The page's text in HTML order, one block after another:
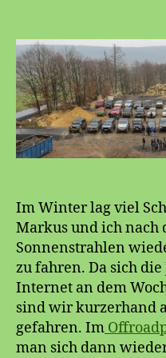
Im Winter lag viel
Markus und ich nach
Sonnenstrahlen
zu fahren. Da sich
Internet an dem
sind wir kurzerhand
gefahren. Im
man sich dann